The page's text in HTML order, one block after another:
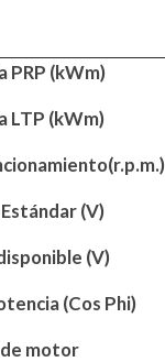
PRP (kWm)
LTP (kWm)
(V)
(V)
(Cos Phi)
motor